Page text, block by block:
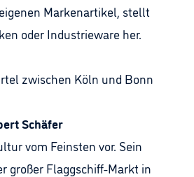
Markenartikel, stellt
oder Industrieware her.
zwischen Köln und Bonn
Schäfer
vom Feinsten vor. Sein
großer Flaggschiff-Markt in